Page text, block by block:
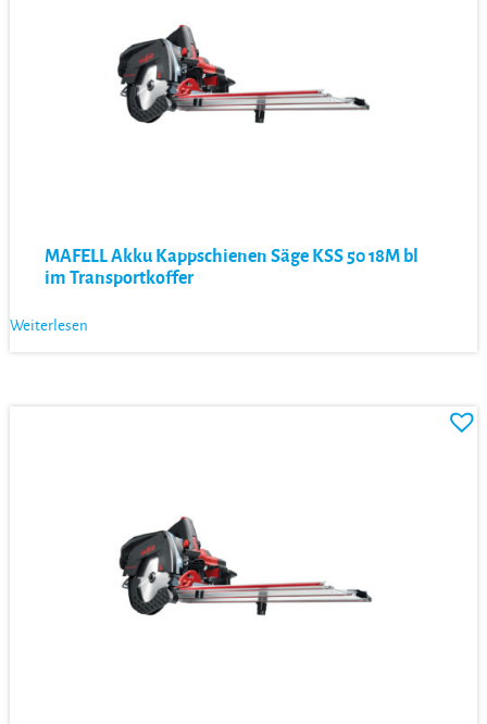
MAFELL Akku Kappschienen Säge KSS 50 18M bl
im Transportkoffer
Weiterlesen